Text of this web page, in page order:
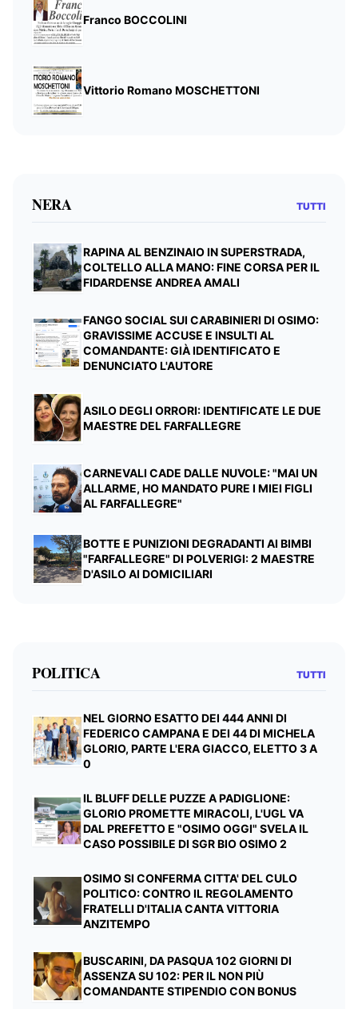
Franco BOCCOLINI
Vittorio Romano MOSCHETTONI
NERA TUTTI
RAPINA AL BENZINAIO IN SUPERSTRADA,
COLTELLO ALLA MANO: FINE CORSA PER IL
FIDARDENSE ANDREA AMALI
FANGO SOCIAL SUI CARABINIERI DI OSIMO:
GRAVISSIME ACCUSE E INSULTI AL
COMANDANTE: GIÀ IDENTIFICATO E
DENUNCIATO L'AUTORE
ASILO DEGLI ORRORI: IDENTIFICATE LE DUE
MAESTRE DEL FARFALLEGRE
CARNEVALI CADE DALLE NUVOLE: "MAI UN
ALLARME, HO MANDATO PURE I MIEI FIGLI
AL FARFALLEGRE"
BOTTE E PUNIZIONI DEGRADANTI AI BIMBI
"FARFALLEGRE" DI POLVERIGI: 2 MAESTRE
D'ASILO AI DOMICILIARI
POLITICA TUTTI
NEL GIORNO ESATTO DEI 444 ANNI DI
FEDERICO CAMPANA E DEI 44 DI MICHELA
GLORIO, PARTE L'ERA GIACCO, ELETTO 3 A
0
IL BLUFF DELLE PUZZE A PADIGLIONE:
GLORIO PROMETTE MIRACOLI, L'UGL VA
DAL PREFETTO E "OSIMO OGGI" SVELA IL
CASO POSSIBILE DI SGR BIO OSIMO 2
OSIMO SI CONFERMA CITTA' DEL CULO
POLITICO: CONTRO IL REGOLAMENTO
FRATELLI D'ITALIA CANTA VITTORIA
ANZITEMPO
BUSCARINI, DA PASQUA 102 GIORNI DI
ASSENZA SU 102: PER IL NON PIÙ
COMANDANTE STIPENDIO CON BONUS